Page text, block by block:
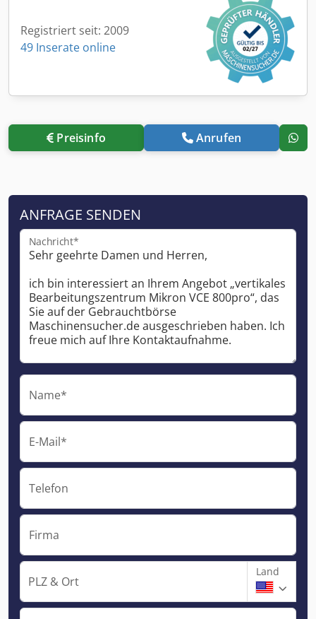
Registriert seit: 2009
49 Inserate online
Preisinfo Anrufen
ANFRAGE SENDEN
Nachricht*
Name*
E-Mail*
Telefon
Firma
PLZ & Ort
Land